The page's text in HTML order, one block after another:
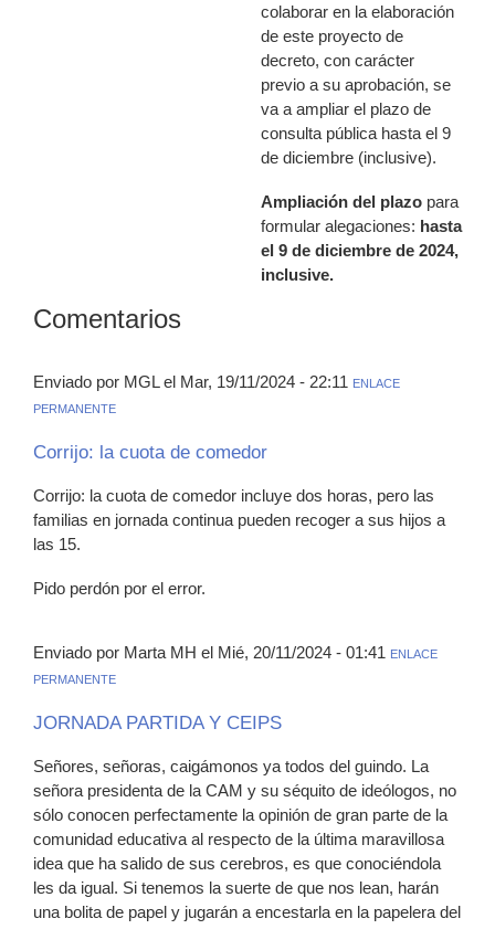
colaborar en la elaboración
de este proyecto de
decreto, con carácter
previo a su aprobación, se
va a ampliar el plazo de
consulta pública hasta el 9
de diciembre (inclusive).
Ampliación del plazo para
formular alegaciones: hasta
el 9 de diciembre de 2024,
inclusive.
Comentarios
Enviado por MGL el Mar, 19/11/2024 - 22:11 ENLACE
PERMANENTE
Corrijo: la cuota de comedor
Corrijo: la cuota de comedor incluye dos horas, pero las
familias en jornada continua pueden recoger a sus hijos a
las 15.
Pido perdón por el error.
Enviado por Marta MH el Mié, 20/11/2024 - 01:41 ENLACE
PERMANENTE
JORNADA PARTIDA Y CEIPS
Señores, señoras, caigámonos ya todos del guindo. La
señora presidenta de la CAM y su séquito de ideólogos, no
sólo conocen perfectamente la opinión de gran parte de la
comunidad educativa al respecto de la última maravillosa
idea que ha salido de sus cerebros, es que conociéndola
les da igual. Si tenemos la suerte de que nos lean, harán
una bolita de papel y jugarán a encestarla en la papelera del